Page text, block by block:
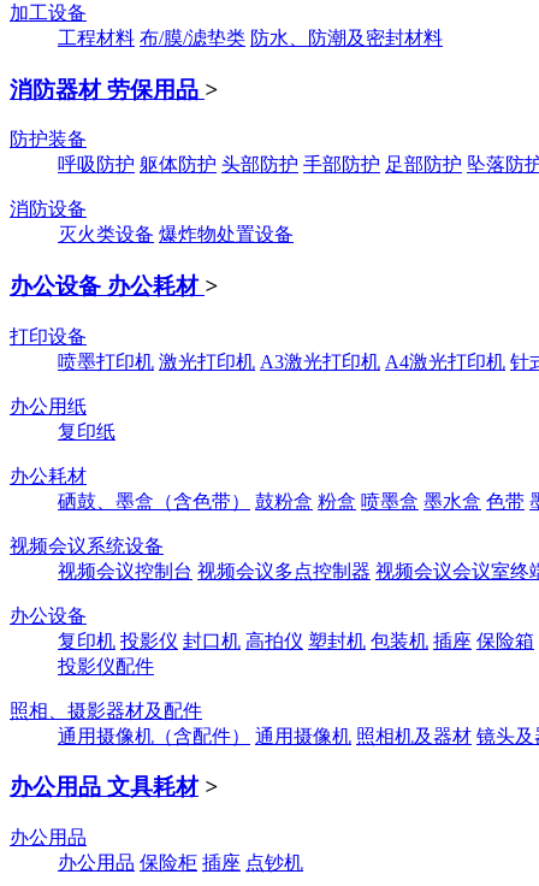
加工设备
工程材料 布/膜/滤垫类 防水、防潮及密封材料
消防器材 劳保用品 >
防护装备
呼吸防护 躯体防护 头部防护 手部防护 足部防护 坠落防
消防设备
灭火类设备 爆炸物处置设备
办公设备 办公耗材 >
打印设备
喷墨打印机 激光打印机 A3激光打印机 A4激光打印机 针
办公用纸
复印纸
办公耗材
硒鼓、墨盒（含色带）
鼓粉盒 粉盒 喷墨盒 墨水盒 色带
视频会议系统设备
视频会议控制台 视频会议多点控制器 视频会议会议室终
办公设备
复印机 投影仪 封口机 高拍仪 塑封机 包装机 插座 保险箱
投影仪配件
照相、摄影器材及配件
通用摄像机（含配件）
通用摄像机 照相机及器材 镜头及
办公用品 文具耗材 >
办公用品
办公用品 保险柜 插座 点钞机